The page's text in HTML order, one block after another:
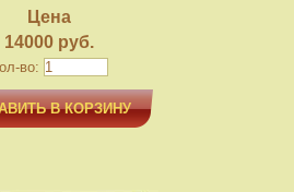
Цена
14000 руб.
во:
В КОРЗИНУ